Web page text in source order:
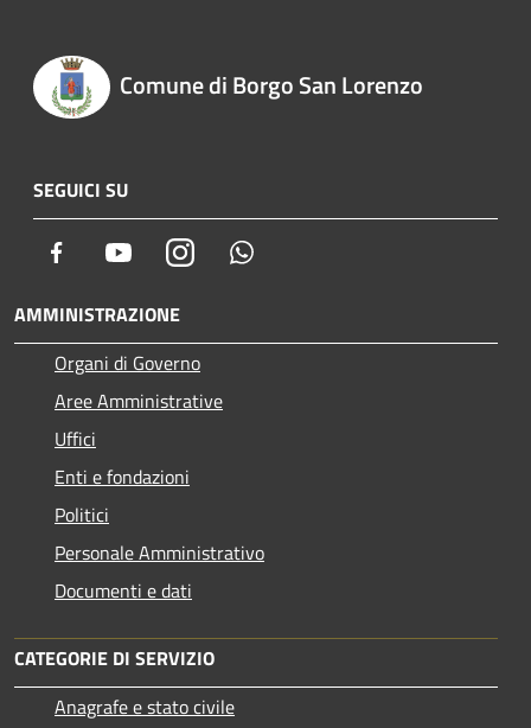
Comune di Borgo San Lorenzo
SEGUICI SU
Facebook YoutubeInstagram
AMMINISTRAZIONE
Organi di Governo
Aree Amministrative
Uffici
Enti e fondazioni
Politici
Personale Amministrativo
Documenti e dati
CATEGORIE DI SERVIZIO
Anagrafe e stato civile